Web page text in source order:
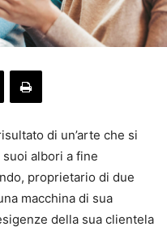
di un’arte che si
albori a fine
proprietario di due
macchina di sua
della sua clientela